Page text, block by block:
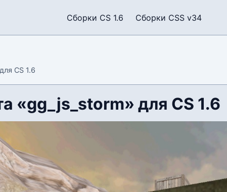
Сборки CS 1.6 Сборки CSS v34
CS 1.6
«gg_js_storm» для CS 1.6